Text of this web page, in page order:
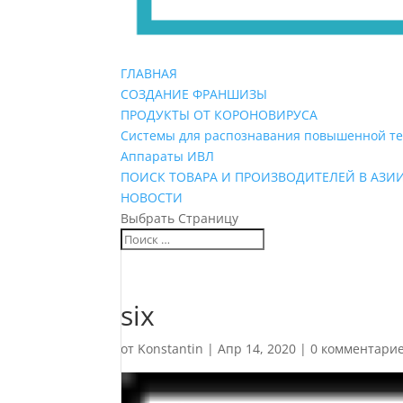
ГЛАВНАЯ
СОЗДАНИЕ ФРАНШИЗЫ
ПРОДУКТЫ ОТ КОРОНОВИРУСА
Системы для распознавания повышенной
Аппараты ИВЛ
ПОИСК ТОВАРА И ПРОИЗВОДИТЕЛЕЙ В
НОВОСТИ
Выбрать Страницу
six
от Konstantin |Апр 14, 2020 |0